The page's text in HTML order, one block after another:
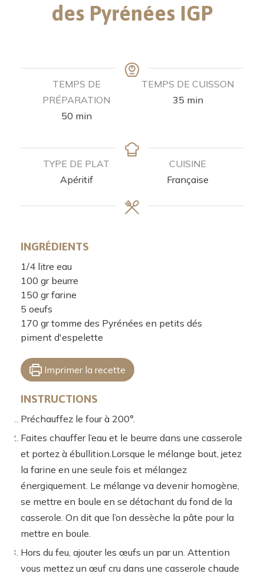
des Pyrénées IGP
TEMPS DE
PRÉPARATION
50 min
TEMPS DE CUISSON
35 min
TYPE DE PLAT
Apéritif
CUISINE
Française
INGRÉDIENTS
1/4 litre eau
100 gr beurre
150 gr farine
5 oeufs
170 gr tomme des Pyrénées en petits dés
piment d'espelette
Imprimer la recette
INSTRUCTIONS
Préchauffez le four à 200°.
Faites chauffer l’eau et le beurre dans une casserole
et portez à ébullition.Lorsque le mélange bout, jetez
la farine en une seule fois et mélangez
énergiquement. Le mélange va devenir homogène,
se mettre en boule en se détachant du fond de la
casserole. On dit que l’on dessèche la pâte pour la
mettre en boule.
Hors du feu, ajouter les œufs un par un. Attention
vous mettez un œuf cru dans une casserole chaude